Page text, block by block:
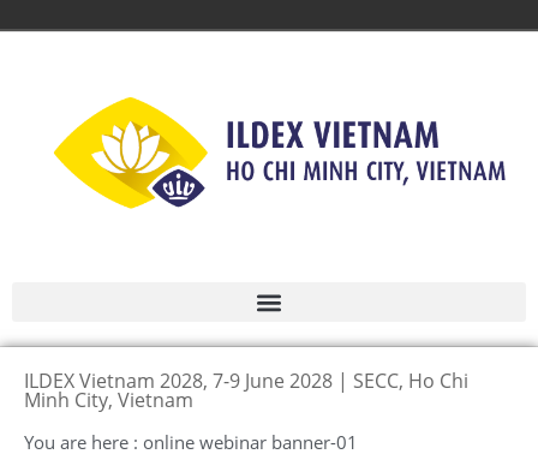
ILDEX Vietnam 2028, 7-9 June 2028 | SECC, Ho Chi
Minh City, Vietnam
You are here : online webinar banner-01